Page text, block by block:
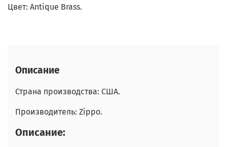
Цвет: Antique Brass.
Описание
Страна производства: США.
Производитель: Zippo.
Описание: